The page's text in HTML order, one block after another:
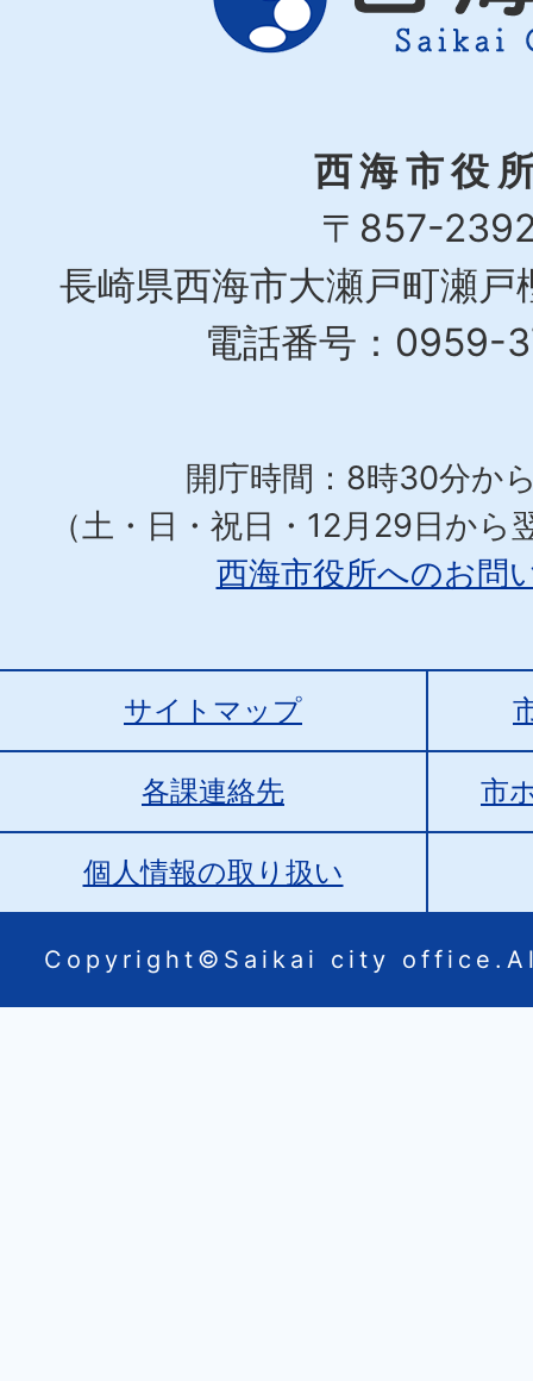
西海市役
〒857-
長崎県西海市大瀬戸町瀬
電話番号：0959-
開庁時間：8時30分か
（土・日・祝日・12月29日から
西海市役所へのお問
サイトマップ
各課連絡先 市
個人情報の取り扱い
Copyright©Saikai city